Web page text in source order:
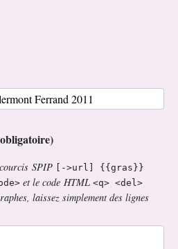
SPIP
[->url] {{gras}}
et le code HTML <q> <del>
laissez simplement des lignes